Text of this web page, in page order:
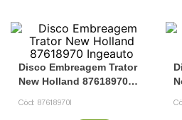
Disco Embreagem Trator
New Holland 87618970
Cód: 87618970I